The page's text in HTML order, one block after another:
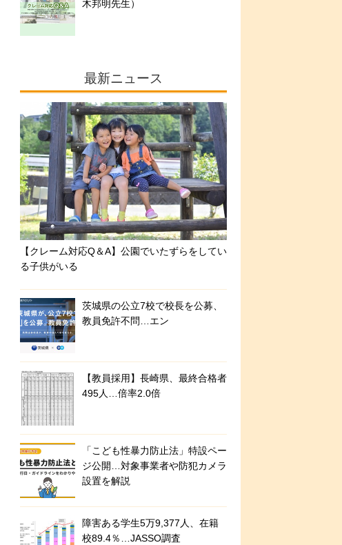
木邦明先生）
最新ニュース
【クレーム対応Q＆A】公園でいたずらをしてい
る子供がいる
茨城県の公立7校で校長を公募、
教員免許不問…エン
【教員採用】長崎県、最終合格者
495人…倍率2.0倍
「こども性暴力防止法」特設ペー
ジ公開…対象事業者や防犯カメラ
設置を解説
障害ある学生5万9,377人、在籍
校89.4％…JASSO調査